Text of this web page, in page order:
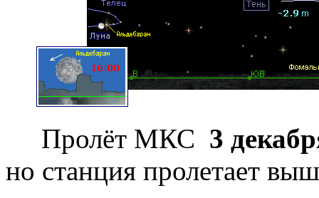
Пролёт МКС 3
но станция пролетает